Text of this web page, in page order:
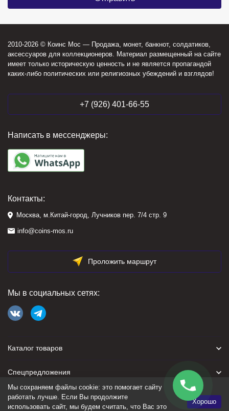
2010-2026 © Коинс Мос — Продажа, монет, банкнот, солдатиков,
аксессуаров для коллекционеров. Материал размещенный на сайте
имеет только историческую ценность и не является пропагандой
каких-либо политических или религиозных убеждений и взглядов!
+7 (926) 401-66-55
Написать в мессенджеры:
Контакты:
Москва, м.Китай-город, Лучников пер. 7/4 стр. 9
info@coins-mos.ru
Проложить маршрут
Мы в социальных сетях:
Каталог товаров
Спецпредложения
Для покупателя
Мы сохраняем файлы cookie: это помогает сайту
работать лучше. Если Вы продолжите
использовать сайт, мы будем считать, что Вас это
Хорошо